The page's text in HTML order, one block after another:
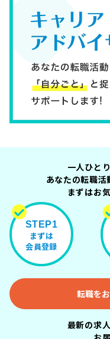
一人ひと
あなたの転職活
まずはお
STEP1
まずは
会員登録
転職を
最新の求